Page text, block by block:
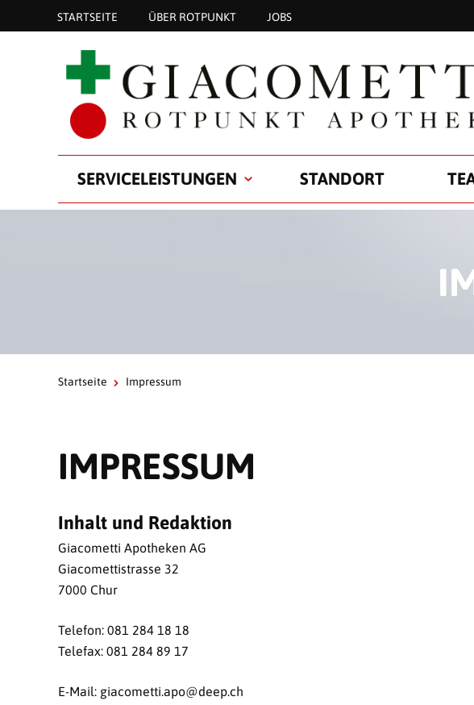
STARTSEITE ÜBER ROTPUNKT JOBS
SERVICELEISTUNGEN STANDORT
Startseite Impressum
IMPRESSUM
Inhalt und Redaktion
Giacometti Apotheken AG
Giacomettistrasse 32
7000 Chur
Telefon: 081 284 18 18
Telefax: 081 284 89 17
E-Mail: giacometti.apo@deep.ch